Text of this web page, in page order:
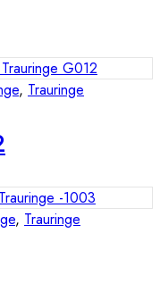
, Trauringe
, Trauringe